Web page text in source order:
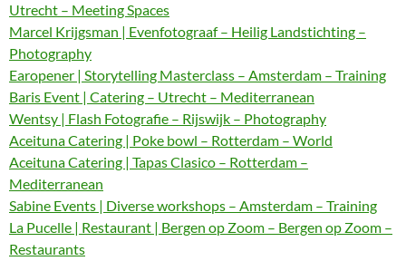
Utrecht – Meeting Spaces
Marcel Krijgsman | Evenfotograaf – Heilig Landstichting –
Photography
Earopener | Storytelling Masterclass – Amsterdam – Training
Baris Event | Catering – Utrecht – Mediterranean
Wentsy | Flash Fotografie – Rijswijk – Photography
Aceituna Catering | Poke bowl – Rotterdam – World
Aceituna Catering | Tapas Clasico – Rotterdam –
Mediterranean
Sabine Events | Diverse workshops – Amsterdam – Training
La Pucelle | Restaurant | Bergen op Zoom – Bergen op Zoom –
Restaurants